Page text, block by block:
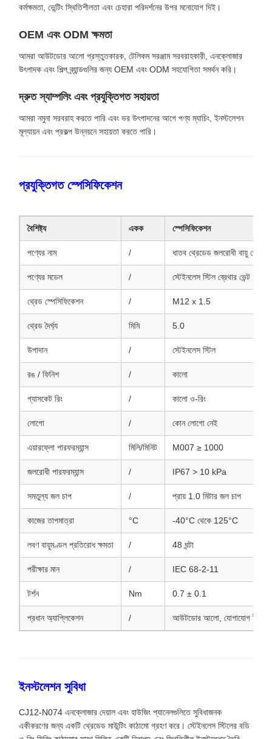
কর্মক্ষমতা, ভেন্টিং স্থিতিশীলতা এবং চেহারা পরিদর্শনের উপর মনোযোগ দিই।
OEM এবং ODM ক্ষমতা
আমরা আউটডোর আলো প্রস্তুতকারক, টেলিকম সরঞ্জাম সরবরাহকারী, এনক্লোজার
উৎপাদক এবং শিল্প ব্র্যান্ডগুলির জন্য OEM এবং ODM সহযোগিতা সমর্থন করি।
দ্রুত স্যাম্পলিং এবং প্রযুক্তিগত সহায়তা
আমরা নমুনা সরবরাহ করতে পারি এবং ভর উৎপাদনের আগে পণ্য ম্যাচিং, ইনস্টলেশন
মূল্যায়ন এবং প্রকল্প উন্নয়নে সহায়তা করতে পারি।
প্রযুক্তিগত স্পেসিফিকেশন
বৈশিষ্ট্য একক স্পেসিফিকেশন
পণ্যের নাম / ধাতব থ্রেডেড জলরোধী বায়ু ভেদ্য
পণ্যের মডেল / স্টেইনলেস স্টিল ব্রেথার ভেন্ট
থ্রেড স্পেসিফিকেশন / M12 x 1.5
থ্রেড দৈর্ঘ্য মিমি 5.0
উপাদান / স্টেইনলেস স্টিল
রঙ / ফিনিশ / কালো
গ্যাসকেট রিং / কালো ও-রিং
লোগো / কোন লোগো নেই
এয়ারফ্লো পারফরম্যান্স মিলি/মিনিট M007 ≥ 1000
জলরোধী পারফরম্যান্স / IP67 > 10 kPa
সমতুল্য জল চাপ / প্রায় 1.0 মিটার জল চাপ
কাজের তাপমাত্রা °C -40°C থেকে 125°C
লবণ বায়ুমণ্ডল প্রতিরোধ ক্ষমতা / 48 ঘন্টা
পরীক্ষার মান / IEC 68-2-11
টর্শন Nm 0.7 ± 0.1
প্রধান অ্যাপ্লিকেশন / আউটডোর আলো, যোগাযোগ
ইনস্টলেশন সুবিধা
CJ12-N074 এনক্লোজার দেয়াল এবং হাউজিং প্যানেলগুলিতে সুবিধাজনক
একীকরণের জন্য একটি থ্রেডেড মাউন্টিং কাঠামো গ্রহণ করে। স্টেইনলেস স্টিলের বডি